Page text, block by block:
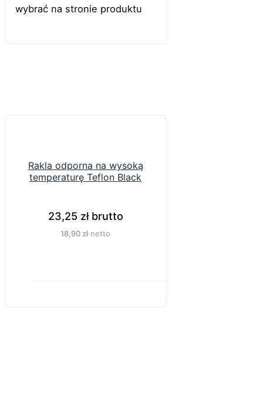
wybrać na stronie produktu
Rakla odporna na wysoką
temperaturę Teflon Black
23,25 złbrutto
18,90 złnetto